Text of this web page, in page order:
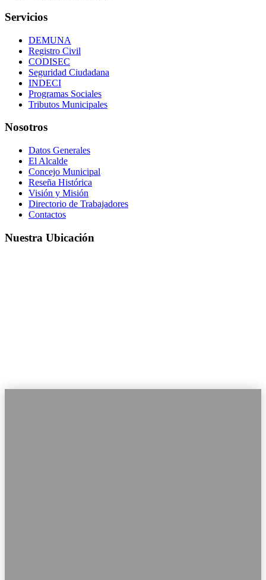
Servicios
DEMUNA
Registro Civil
CODISEC
Seguridad Ciudadana
INDECI
Programas Sociales
Tributos Municipales
Nosotros
Datos Generales
El Alcalde
Concejo Municipal
Reseña Histórica
Visión y Misión
Directorio de Trabajadores
Contactos
Nuestra Ubicación